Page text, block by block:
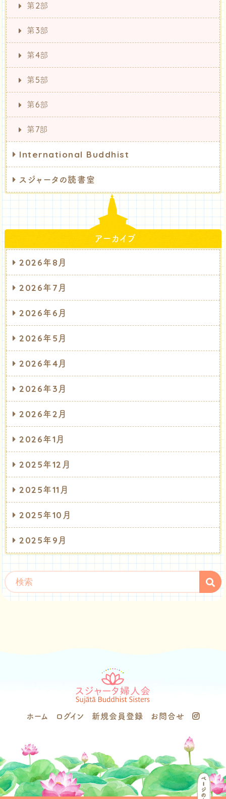
第2部
第3部
第4部
第5部
第6部
第7部
International Buddhist
スジャータの読書室
アーカイブ
2026年8月
2026年7月
2026年6月
2026年5月
2026年4月
2026年3月
2026年2月
2026年1月
2025年12月
2025年11月
2025年10月
2025年9月
ホーム ログイン 新規会員登録 お問合せ